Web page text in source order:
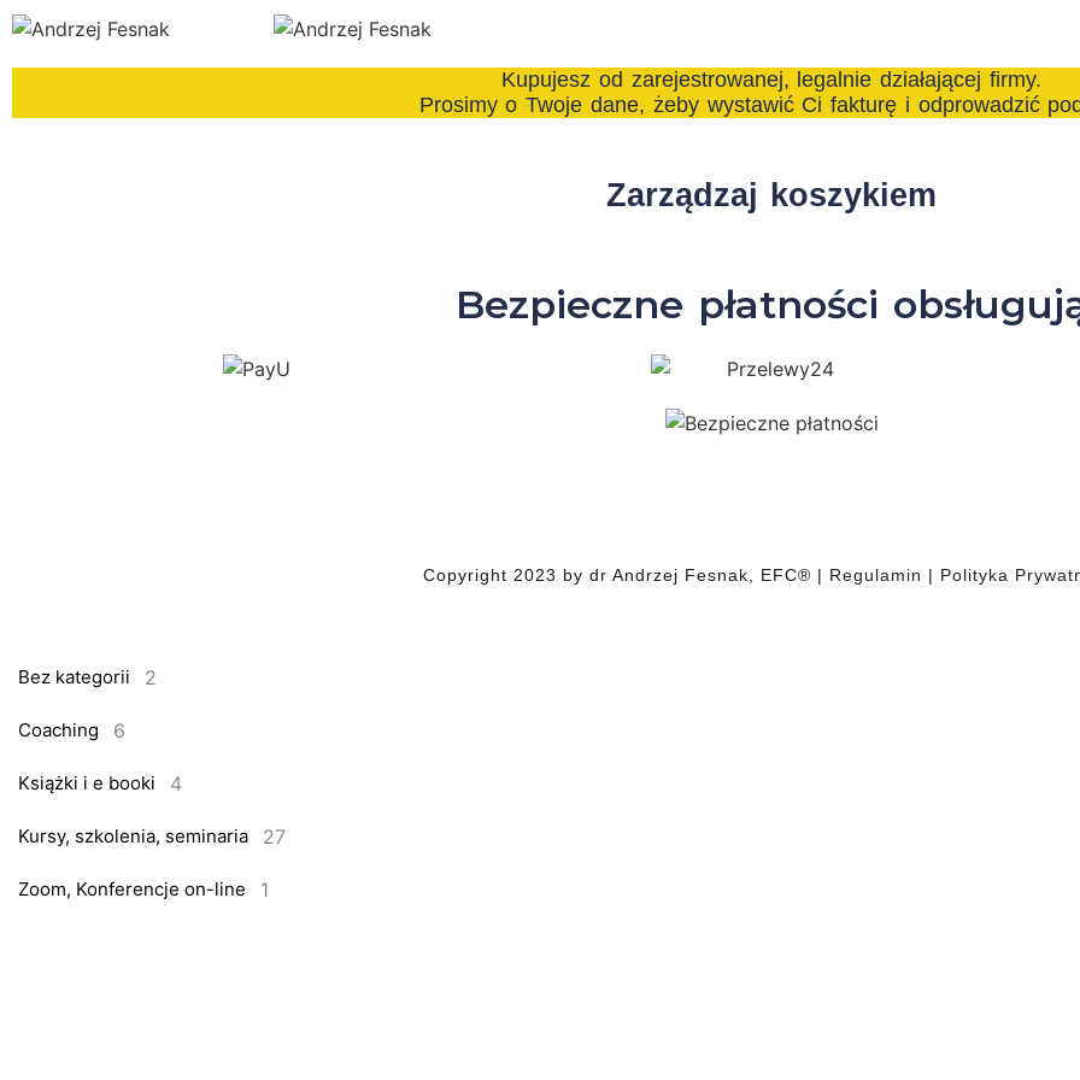
Kupujesz od zarejestrowanej, legalnie działającej firmy.
Prosimy o Twoje dane, żeby wystawić Ci fakturę i odprowadzić
Zarządzaj koszykiem
Bezpieczne płatności
Copyright 2023 by dr Andrzej Fesnak, EFC® | Regulamin | Polityka
Bez kategorii 2
Coaching 6
Książki i e booki 4
Kursy, szkolenia, seminaria 27
Zoom, Konferencje on-line 1